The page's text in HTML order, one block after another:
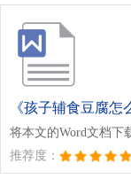
将本文的Word文档下
推荐度：